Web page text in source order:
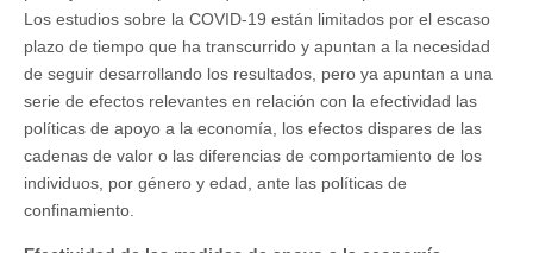
Los estudios sobre la COVID-19 están limitados por el escaso
plazo de tiempo que ha transcurrido y apuntan a la necesidad
de seguir desarrollando los resultados, pero ya apuntan a una
serie de efectos relevantes en relación con la efectividad las
políticas de apoyo a la economía, los efectos dispares de las
cadenas de valor o las diferencias de comportamiento de los
individuos, por género y edad, ante las políticas de
confinamiento.